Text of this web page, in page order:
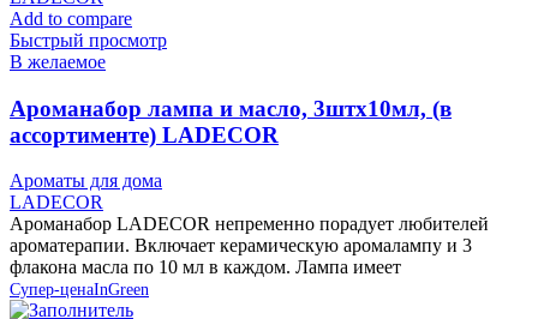
Add to compare
Быстрый просмотр
В желаемое
Ароманабор лампа и масло, 3штx10мл, (в
ассортименте) LADECOR
Ароматы для дома
LADECOR
Ароманабор LADECOR непременно порадует любителей
ароматерапии. Включает керамическую аромалампу и 3
флакона масла по 10 мл в каждом. Лампа имеет
Супер-ценаInGreen